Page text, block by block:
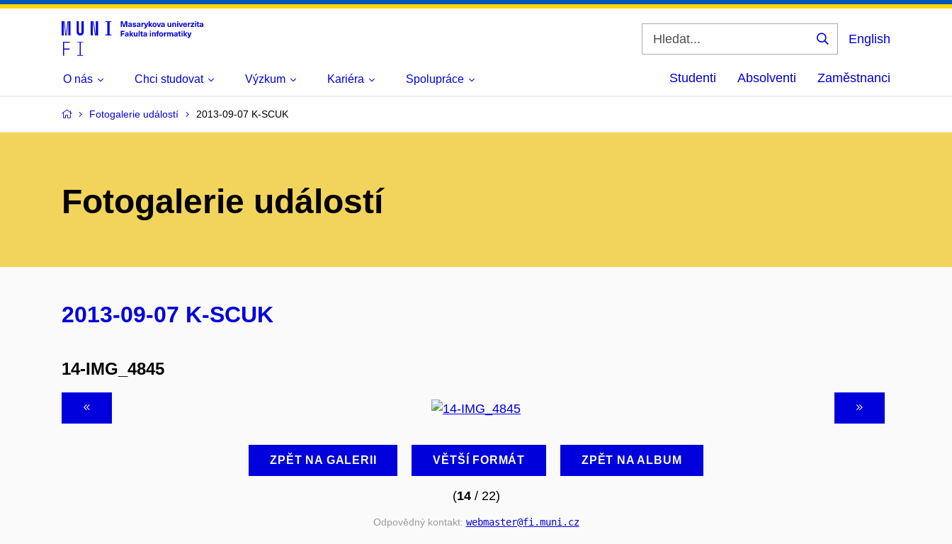
Vyhledat
English
O nás Chci studovat Výzkum Kariéra Spolupráce Studenti Absolventi Zaměstnanci
Fotogalerie událostí 2013-09-07 K-SCUK
Fotogalerie událostí
2013-09-07 K-SCUK
14-IMG_4845
ZPĚT NA GALERII VĚTŠÍ FORMÁT ZPĚT NA ALBUM
(14/ 22)
Odpovědný kontakt: webmaster@fi .muni .cz